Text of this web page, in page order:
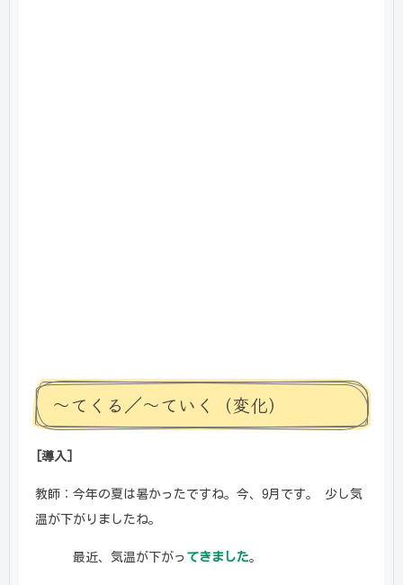
～てくる／～ていく（変化）
[導入]
教師：今年の夏は暑かったですね。今、9月です。 少し気
温が下がりましたね。
最近、気温が下がっ てきました。